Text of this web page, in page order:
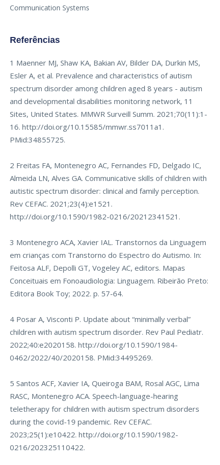
Communication Systems
Referências
1 Maenner MJ, Shaw KA, Bakian AV, Bilder DA, Durkin MS,
Esler A, et al. Prevalence and characteristics of autism
spectrum disorder among children aged 8 years - autism
and developmental disabilities monitoring network, 11
Sites, United States. MMWR Surveill Summ. 2021;70(11):1-
16. http://doi.org/10.15585/mmwr.ss7011a1 .
PMid:34855725.
2 Freitas FA, Montenegro AC, Fernandes FD, Delgado IC,
Almeida LN, Alves GA. Communicative skills of children with
autistic spectrum disorder: clinical and family perception.
Rev CEFAC. 2021;23(4):e1521.
http://doi.org/10.1590/1982-0216/20212341521 .
3 Montenegro ACA, Xavier IAL. Transtornos da Linguagem
em crianças com Transtorno do Espectro do Autismo. In:
Feitosa ALF, Depolli GT, Vogeley AC, editors. Mapas
Conceituais em Fonoaudiologia: Linguagem. Ribeirão Preto:
Editora Book Toy; 2022. p. 57-64.
4 Posar A, Visconti P. Update about “minimally verbal”
children with autism spectrum disorder. Rev Paul Pediatr.
2022;40:e2020158. http://doi.org/10.1590/1984-
0462/2022/40/2020158. PMid:34495269.
5 Santos ACF, Xavier IA, Queiroga BAM, Rosal AGC, Lima
RASC, Montenegro ACA. Speech-language-hearing
teletherapy for children with autism spectrum disorders
during the covid-19 pandemic. Rev CEFAC.
2023;25(1):e10422. http://doi.org/10.1590/1982-
0216/202325110422.